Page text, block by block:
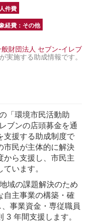
件費
経費：その他
般財団法人 セブン-イレブ
が実施する助成情報です。
「環境市民活動助
ブンの店頭募金を通
支援する助成制度で
市民が主体的に解決
から支援し、市民主
います。
域の課題解決のため
自主事業の構築・確
事業資金・専従職員
3 年間支援します。